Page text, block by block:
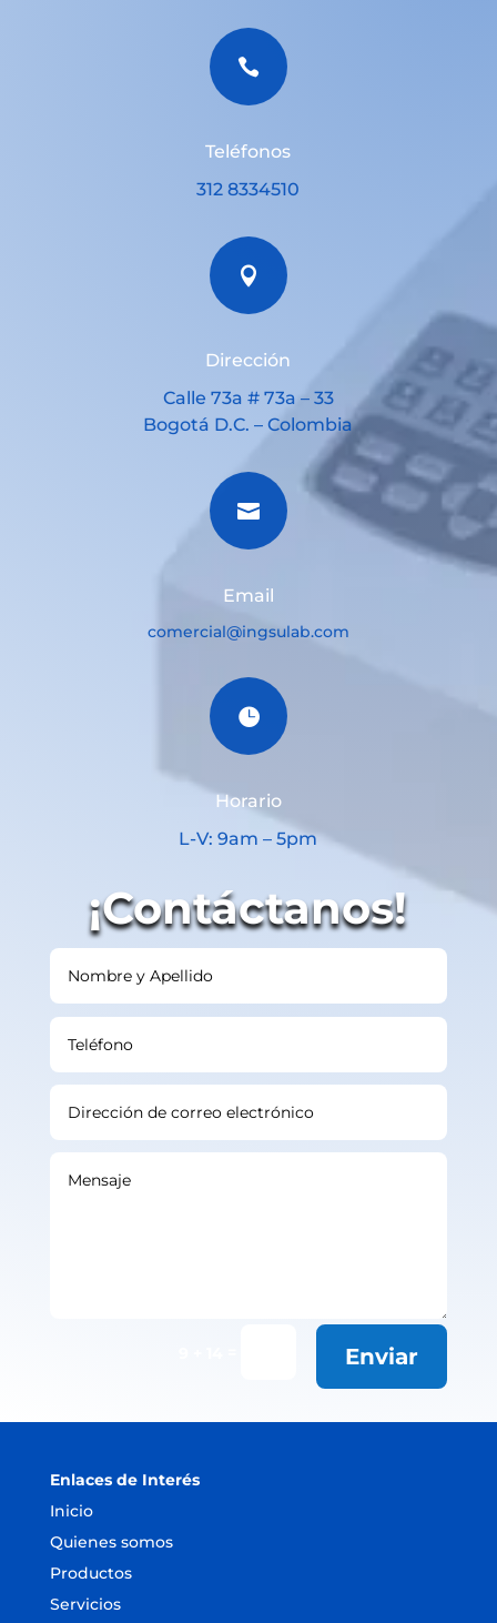

Teléfonos
312 8334510

Dirección
Calle 73a # 73a – 33
Bogotá D.C. – Colombia

Email
comercial@ingsulab.com

Horario
L-V: 9am – 5pm
¡Contáctanos!
Enviar
Enlaces de Interés
Inicio
Quienes somos
Productos
Servicios